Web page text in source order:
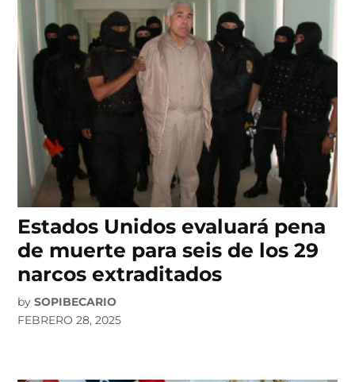
Estados Unidos evaluará pena
de muerte para seis de los 29
narcos extraditados
by SOPIBECARIO
FEBRERO 28, 2025